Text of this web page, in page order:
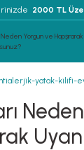
2000 TL
yatak-kilifi-